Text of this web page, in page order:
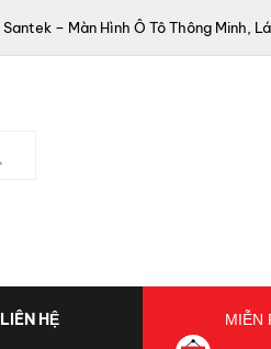
Santek – Màn Hình Ô Tô Thông Minh,
LIÊN HỆ MIỄN